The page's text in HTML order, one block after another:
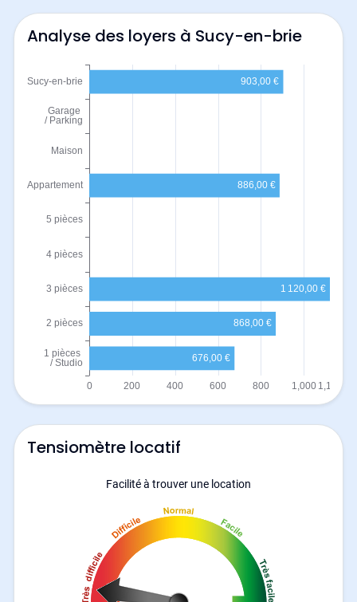
Analyse des loyers à Sucy-en-brie
Tensiomètre locatif
Facilité à trouver une location